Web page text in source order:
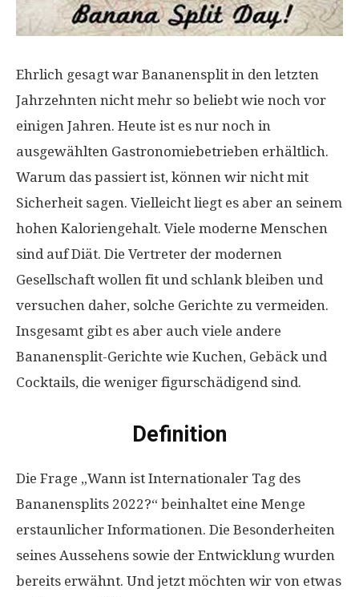
Ehrlich gesagt war Bananensplit in den letzten
Jahrzehnten nicht mehr so ​​beliebt wie noch vor
einigen Jahren. Heute ist es nur noch in
ausgewählten Gastronomiebetrieben erhältlich.
Warum das passiert ist, können wir nicht mit
Sicherheit sagen. Vielleicht liegt es aber an seinem
hohen Kaloriengehalt. Viele moderne Menschen
sind auf Diät. Die Vertreter der modernen
Gesellschaft wollen fit und schlank bleiben und
versuchen daher, solche Gerichte zu vermeiden.
Insgesamt gibt es aber auch viele andere
Bananensplit-Gerichte wie Kuchen, Gebäck und
Cocktails, die weniger figurschädigend sind.
Definition
Die Frage „Wann ist Internationaler Tag des
Bananensplits 2022?“ beinhaltet eine Menge
erstaunlicher Informationen. Die Besonderheiten
seines Aussehens sowie der Entwicklung wurden
bereits erwähnt. Und jetzt möchten wir von etwas